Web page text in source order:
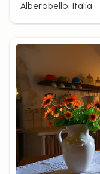
Alberobello, Italia